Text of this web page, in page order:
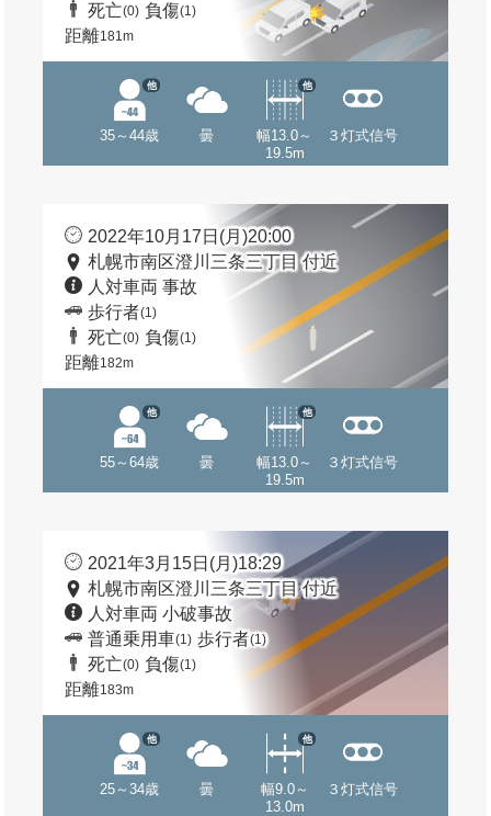
死亡(0) 負傷(1)
距離181m
35～44歳
他
曇
幅13.0～
19.5m
他
３灯式信号
2022年10月17日(月)20:00
札幌市南区澄川三条三丁目 付近
人対車両 事故
歩行者(1)
死亡(0) 負傷(1)
距離182m
55～64歳
他
曇
幅13.0～
19.5m
他
３灯式信号
2021年3月15日(月)18:29
札幌市南区澄川三条三丁目 付近
人対車両 小破事故
普通乗用車(1) 歩行者(1)
死亡(0) 負傷(1)
距離183m
25～34歳
他
曇
幅9.0～
13.0m
他
３灯式信号